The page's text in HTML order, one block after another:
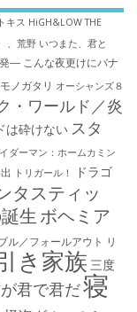
キス HiGH&LOW THE
、荒野 いつまた、君と
発― こんな夜更けにバナ
ノガタリ オーシャンズ８
・ワールド／炎
は砕けない スタ
ダーマン：ホームカミン
トリガール！
ドラゴ
タスティッ
生 ボヘミア
ル／フォールアウト リ
き家族 三度
君で君だ寝